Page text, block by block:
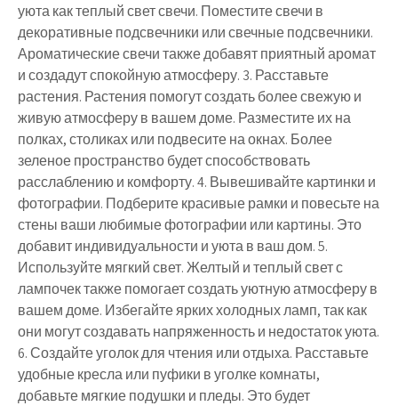
уюта как теплый свет свечи. Поместите свечи в
декоративные подсвечники или свечные подсвечники.
Ароматические свечи также добавят приятный аромат
и создадут спокойную атмосферу. 3. Расставьте
растения. Растения помогут создать более свежую и
живую атмосферу в вашем доме. Разместите их на
полках, столиках или подвесите на окнах. Более
зеленое пространство будет способствовать
расслаблению и комфорту. 4. Вывешивайте картинки и
фотографии. Подберите красивые рамки и повесьте на
стены ваши любимые фотографии или картины. Это
добавит индивидуальности и уюта в ваш дом. 5.
Используйте мягкий свет. Желтый и теплый свет с
лампочек также помогает создать уютную атмосферу в
вашем доме. Избегайте ярких холодных ламп, так как
они могут создавать напряженность и недостаток уюта.
6. Создайте уголок для чтения или отдыха. Расставьте
удобные кресла или пуфики в уголке комнаты,
добавьте мягкие подушки и пледы. Это будет